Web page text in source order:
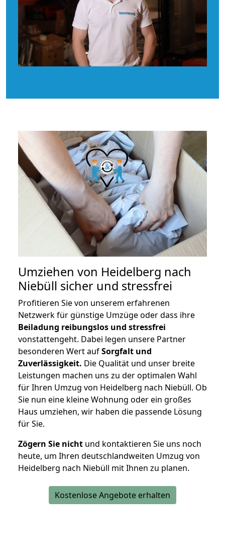
Umziehen von Heidelberg nach
Niebüll sicher und stressfrei
Profitieren Sie von unserem erfahrenen
Netzwerk für günstige Umzüge oder dass ihre
Beiladung reibungslos und stressfrei
vonstattengeht. Dabei legen unsere Partner
besonderen Wert aufSorgfalt und
Zuverlässigkeit. Die Qualität und unser breite
Leistungen machen uns zu der optimalen Wahl
für Ihren Umzug von Heidelberg nach Niebüll. Ob
Sie nun eine kleine Wohnung oder ein großes
Haus umziehen, wir haben die passende Lösung
für Sie.
Zögern Sie nicht und kontaktieren Sie uns noch
heute, um Ihren deutschlandweiten Umzug von
Heidelberg nach Niebüll mit Ihnen zu planen.
Kostenlose Angebote erhalten